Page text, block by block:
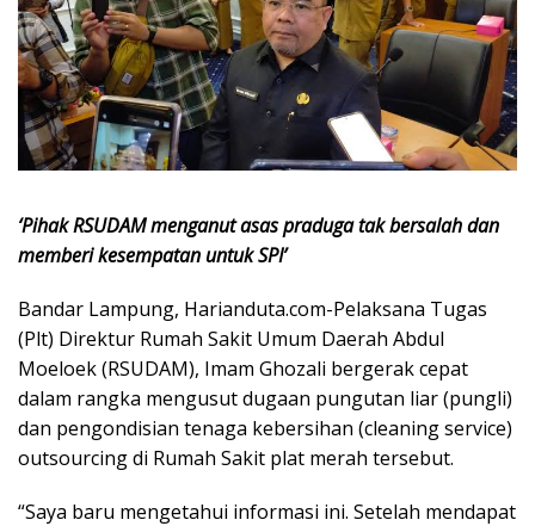
‘Pihak RSUDAM menganut asas praduga tak bersalah dan
memberi kesempatan untuk SPI’
Bandar Lampung, Harianduta.com-Pelaksana Tugas
(Plt) Direktur Rumah Sakit Umum Daerah Abdul
Moeloek (RSUDAM), Imam Ghozali bergerak cepat
dalam rangka mengusut dugaan pungutan liar (pungli)
dan pengondisian tenaga kebersihan (cleaning service)
outsourcing di Rumah Sakit plat merah tersebut.
“Saya baru mengetahui informasi ini. Setelah mendapat